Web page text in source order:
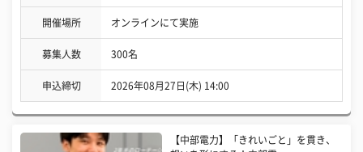
開催場所 オンラインにて実施
募集人数 300名
申込締切 2026年08月27日(木) 14:00
【中部電力】「きれいごと」を貫き、